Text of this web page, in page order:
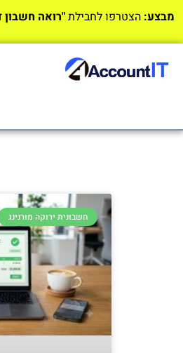
מבצע: הצטרפו לחבילת"רואה חשבון
חשבונית ירוקה מורנינג